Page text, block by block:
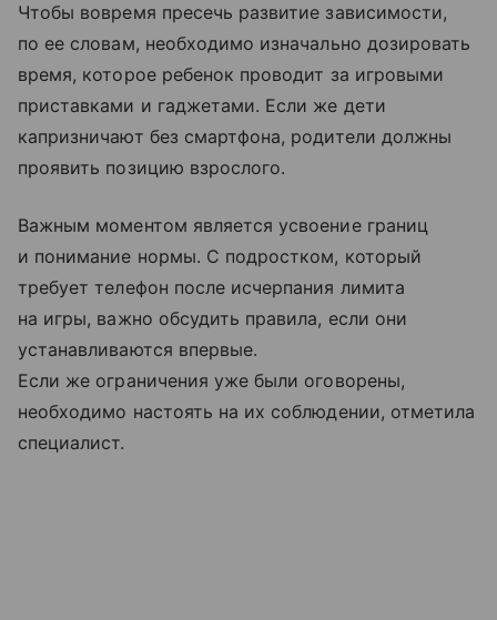
Чтобы вовремя пресечь развитие зависимости,
по ее словам, необходимо изначально дозировать
время, которое ребенок проводит за игровыми
приставками и гаджетами. Если же дети
капризничают без смартфона, родители должны
проявить позицию взрослого.
Важным моментом является усвоение границ
и понимание нормы. С подростком, который
требует телефон после исчерпания лимита
на игры, важно обсудить правила, если они
устанавливаются впервые.
Если же ограничения уже были оговорены,
необходимо настоять на их соблюдении, отметила
специалист.